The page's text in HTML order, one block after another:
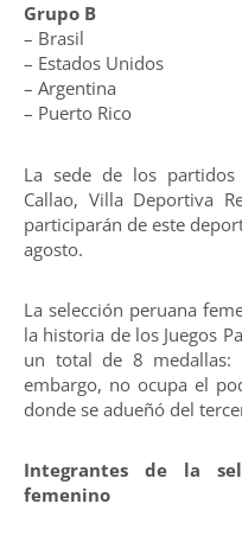
Grupo B
– Brasil
– Estados Unidos
– Argentina
– Puerto Rico
La sede de los
Callao, Villa Deportiva
participarán de este
agosto.
La selección peruana
la historia de los Juegos
un total de 8
embargo, no ocupa el
donde se adueñó del
Integrantes de la
femenino